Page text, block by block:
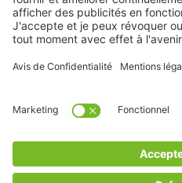
Service
Panier
Liste de souhaits
www.schueco.com
Nos
Catégories